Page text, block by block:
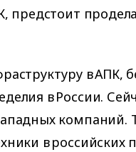
предстоит
в АПК,
в России.
компаний.
в